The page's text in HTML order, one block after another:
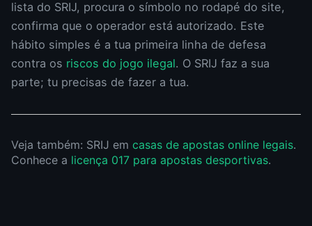
lista do SRIJ, procura o símbolo no rodapé do site,
confirma que o operador está autorizado. Este
hábito simples é a tua primeira linha de defesa
contra os riscos do jogo ilegal. O SRIJ faz a sua
parte; tu precisas de fazer a tua.
Veja também: SRIJ em casas de apostas online legais.
Conhece a licença 017 para apostas desportivas.